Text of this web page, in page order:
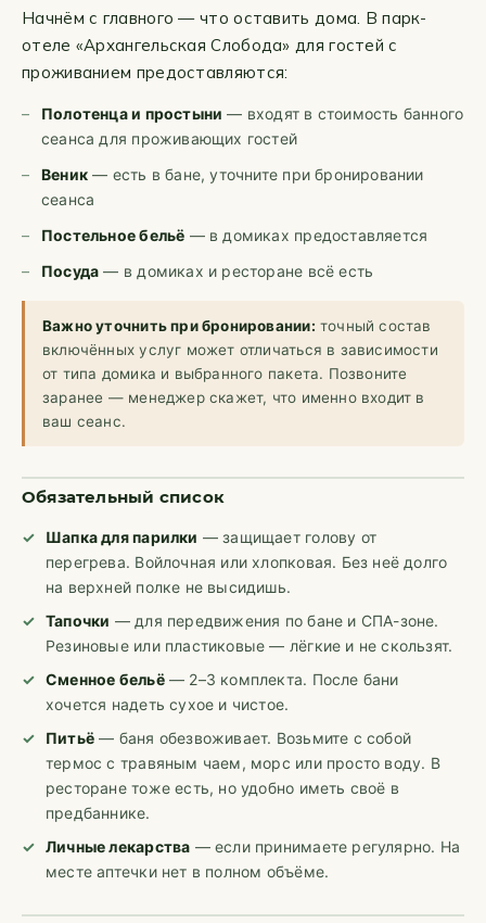
Начнём с главного — что оставить дома. В парк-
отеле «Архангельская Слобода» для гостей с
проживанием предоставляются:
Полотенца и простыни — входят в стоимость банного
сеанса для проживающих гостей
Веник — есть в бане, уточните при бронировании
сеанса
Постельное бельё — в домиках предоставляется
Посуда — в домиках и ресторане всё есть
Важно уточнить при бронировании: точный состав
включённых услуг может отличаться в зависимости
от типа домика и выбранного пакета. Позвоните
заранее — менеджер скажет, что именно входит в
ваш сеанс.
Обязательный список
Шапка для парилки — защищает голову от
перегрева. Войлочная или хлопковая. Без неё долго
на верхней полке не высидишь.
Тапочки — для передвижения по бане и СПА-зоне.
Резиновые или пластиковые — лёгкие и не скользят.
Сменное бельё— 2–3 комплекта. После бани
хочется надеть сухое и чистое.
Питьё — баня обезвоживает. Возьмите с собой
термос с травяным чаем, морс или просто воду. В
ресторане тоже есть, но удобно иметь своё в
предбаннике.
Личные лекарства — если принимаете регулярно. На
месте аптечки нет в полном объёме.